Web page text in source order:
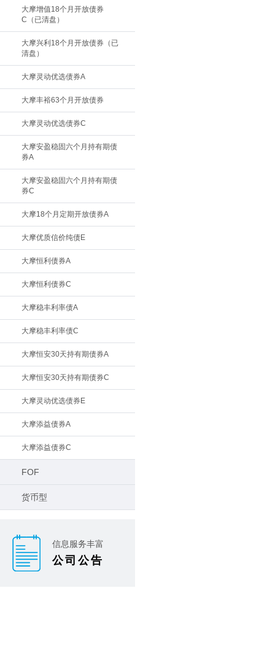
大摩增值18个月开放债券
C（已清盘）
大摩兴利18个月开放债券（已
清盘）
大摩灵动优选债券A
大摩丰裕63个月开放债券
大摩灵动优选债券C
大摩安盈稳固六个月持有期债
券A
大摩安盈稳固六个月持有期债
券C
大摩18个月定期开放债券A
大摩优质信价纯债E
大摩恒利债券A
大摩恒利债券C
大摩稳丰利率债A
大摩稳丰利率债C
大摩恒安30天持有期债券A
大摩恒安30天持有期债券C
大摩灵动优选债券E
大摩添益债券A
大摩添益债券C
FOF
货币型
信息服务丰富
公司公告